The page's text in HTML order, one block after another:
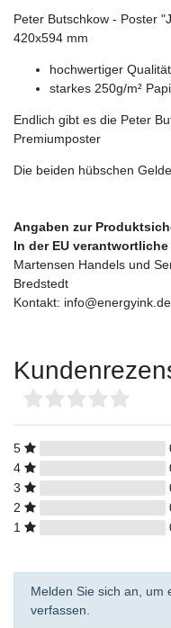
Peter Butschkow - Poster
420x594 mm
hochwertiger
starkes 250g/m²
Endlich gibt es die Peter
Premiumposter
Die beiden hübschen
Angaben zur
In der EU
Martensen Handels und
Bredstedt
Kontakt: info@energyink.de
5
4
3
2
1
Melden Sie sich an, um
verfassen.